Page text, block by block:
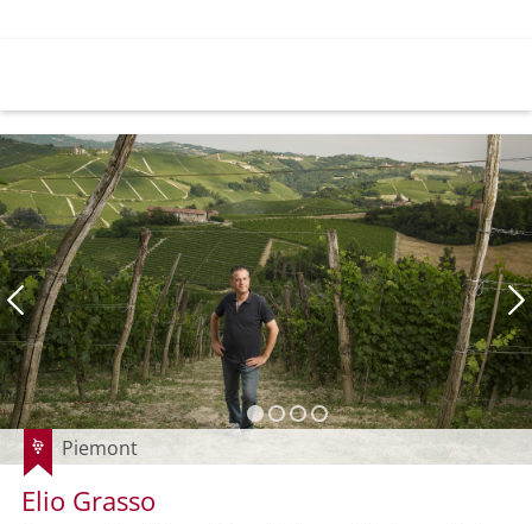
Piemont
Elio Grasso